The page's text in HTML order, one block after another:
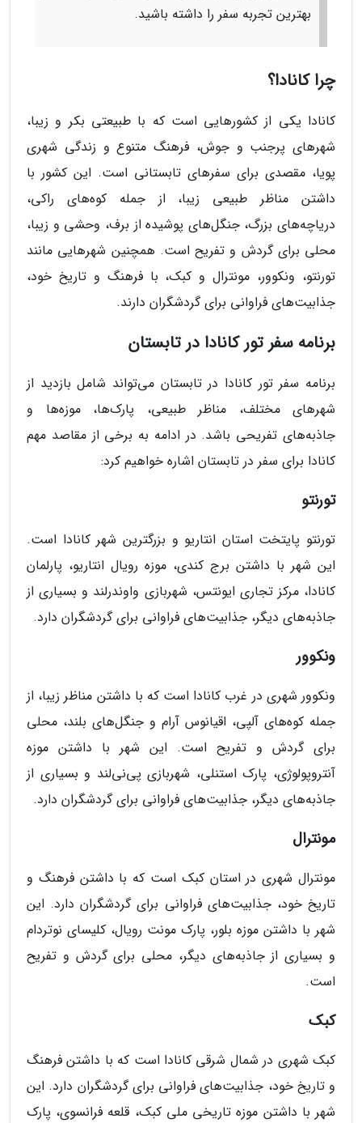
بهترین تجربه سفر را داشته باشید.
چرا کانادا؟
کانادا یکی از کشورهایی است که با طبیعتی بکر و زیبا،
شهرهای پرجنب و جوش، فرهنگ متنوع و زندگی شهری
پویا، مقصدی برای سفرهای تابستانی است. این کشور با
داشتن مناظر طبیعی زیبا، از جمله کوه‌های راکی،
دریاچه‌های بزرگ، جنگل‌های پوشیده از برف، وحشی و زیبا،
محلی برای گردش و تفریح است. همچنین شهرهایی مانند
تورنتو، ونکوور، مونترال و کبک، با فرهنگ و تاریخ خود،
جذابیت‌های فراوانی برای گردشگران دارند.
برنامه سفر تور کانادا در تابستان
برنامه سفر تور کانادا در تابستان می‌تواند شامل بازدید از
شهرهای مختلف، مناظر طبیعی، پارک‌ها، موزه‌ها و
جاذبه‌های تفریحی باشد. در ادامه به برخی از مقاصد مهم
کانادا برای سفر در تابستان اشاره خواهیم کرد:
تورنتو
تورنتو پایتخت استان انتاریو و بزرگترین شهر کانادا است.
این شهر با داشتن برج کندی، موزه رویال انتاریو، پارلمان
کانادا، مرکز تجاری ایونتس، شهربازی واوندرلند و بسیاری از
جاذبه‌های دیگر، جذابیت‌های فراوانی برای گردشگران دارد.
ونکوور
ونکوور شهری در غرب کانادا است که با داشتن مناظر زیبا، از
جمله کوه‌های آلپی، اقیانوس آرام و جنگل‌های بلند، محلی
برای گردش و تفریح است. این شهر با داشتن موزه
آنتروپولوژی، پارک استنلی، شهربازی پی‌نی‌لند و بسیاری از
جاذبه‌های دیگر، جذابیت‌های فراوانی برای گردشگران دارد.
مونترال
مونترال شهری در استان کبک است که با داشتن فرهنگ و
تاریخ خود، جذابیت‌های فراوانی برای گردشگران دارد. این
شهر با داشتن موزه بلور، پارک مونت رویال، کلیسای نوتردام
و بسیاری از جاذبه‌های دیگر، محلی برای گردش و تفریح
است.
کبک
کبک شهری در شمال شرقی کانادا است که با داشتن فرهنگ
و تاریخ خود، جذابیت‌های فراوانی برای گردشگران دارد. این
شهر با داشتن موزه تاریخی ملی کبک، قلعه فرانسوی، پارک